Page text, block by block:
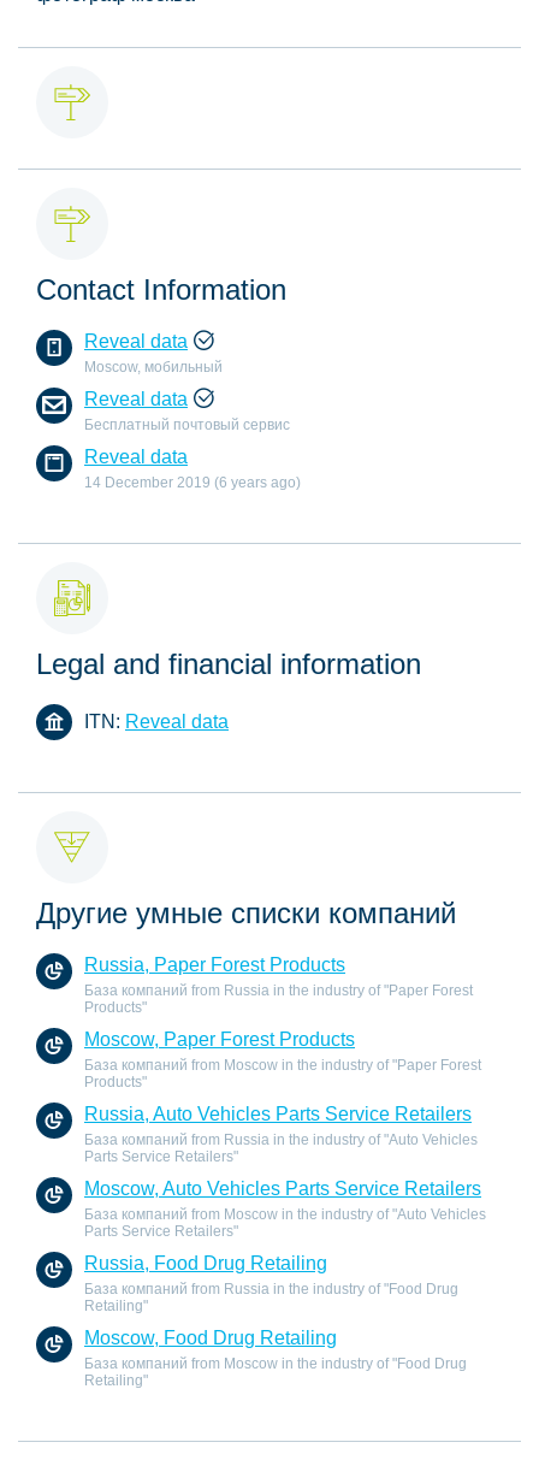
Contact Information
Reveal data
Moscow, мобильный
Reveal data
Бесплатный почтовый сервис
Reveal data
14 December 2019 (6 years ago)
Legal and financial information
ITN: Reveal data
Другие умные списки компаний
Russia, Paper Forest Products
База компаний from Russia in the industry of "Paper Forest
Products"
Moscow, Paper Forest Products
База компаний from Moscow in the industry of "Paper Forest
Products"
Russia, Auto Vehicles Parts Service Retailers
База компаний from Russia in the industry of "Auto Vehicles
Parts Service Retailers"
Moscow, Auto Vehicles Parts Service Retailers
База компаний from Moscow in the industry of "Auto Vehicles
Parts Service Retailers"
Russia, Food Drug Retailing
База компаний from Russia in the industry of "Food Drug
Retailing"
Moscow, Food Drug Retailing
База компаний from Moscow in the industry of "Food Drug
Retailing"